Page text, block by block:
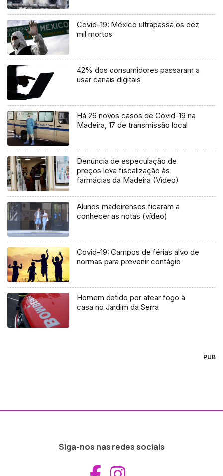
Covid-19: México ultrapassa os dez
mil mortos
42% dos consumidores passaram a
usar canais digitais
Há 26 novos casos de Covid-19 na
Madeira, 17 de transmissão local
Denúncia de especulação de
preços leva fiscalização às
farmácias da Madeira (Vídeo)
Alunos madeirenses ficaram a
conhecer as notas (vídeo)
Covid-19: Campos de férias alvo de
normas para prevenir contágio
Homem detido por atear fogo à
casa no Jardim da Serra
PUB
Siga-nos nas redes sociais